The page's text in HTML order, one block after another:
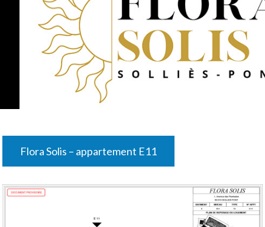
Flora Solis – appartement E11